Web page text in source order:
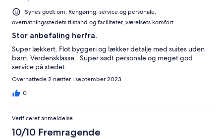
Synes godt om: Rengøring, service og personale,
overnatningsstedets tilstand og faciliteter, værelsets komfort
Stor anbefaling herfra.
Super lækkert. Flot byggeri og lækker detalje med suites uden
børn. Verdensklasse.. Super sødt personale og meget god
service på stedet.
Overnattede 2 nætter i september 2023
0
Verificeret anmeldelse
10/10 Fremragende